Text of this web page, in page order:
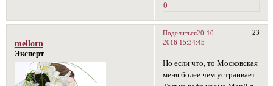
0
Поделиться 23
20-10-
2016 15:34:45
mellorn
Эксперт
Но если что, то Московская
меня более чем устраивает.